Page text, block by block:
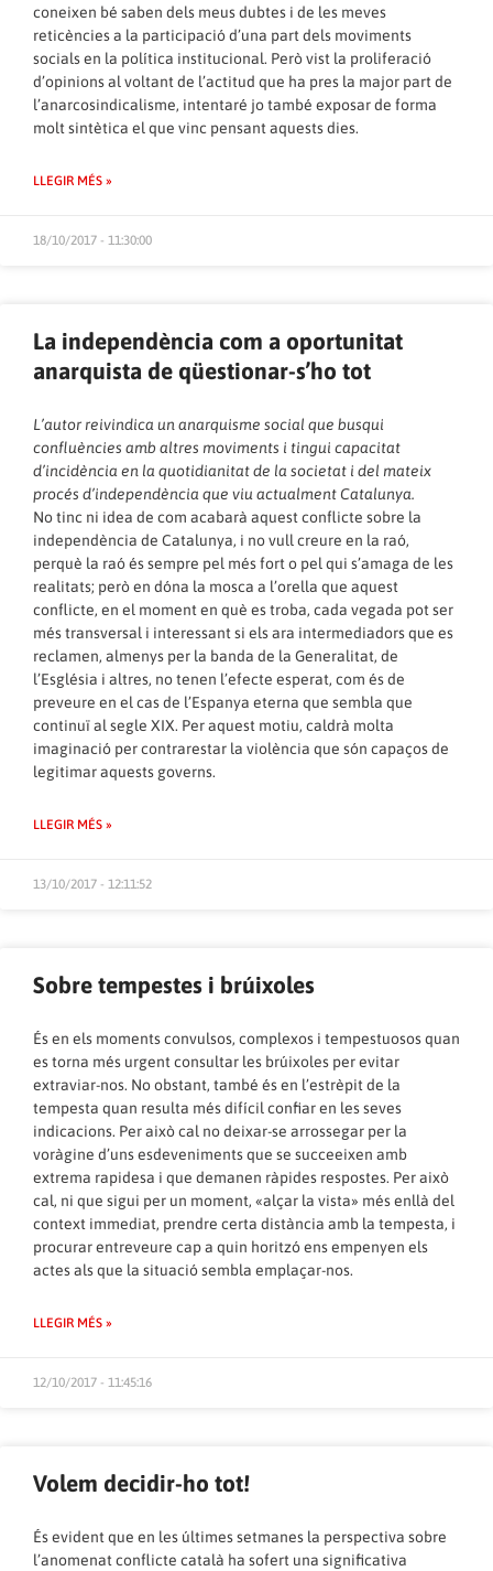
coneixen bé saben dels meus dubtes i de les meves
reticències a la participació d’una part dels moviments
socials en la política institucional. Però vist la proliferació
d’opinions al voltant de l’actitud que ha pres la major part de
l’anarcosindicalisme, intentaré jo també exposar de forma
molt sintètica el que vinc pensant aquests dies.
LLEGIR MÉS »
18/10/2017 - 11:30:00
La independència com a oportunitat
anarquista de qüestionar-s’ho tot
L’autor reivindica un anarquisme social que busqui
confluències amb altres moviments i tingui capacitat
d’incidència en la quotidianitat de la societat i del mateix
procés d’independència que viu actualment Catalunya.
No tinc ni idea de com acabarà aquest conflicte sobre la
independència de Catalunya, i no vull creure en la raó,
perquè la raó és sempre pel més fort o pel qui s’amaga de les
realitats; però en dóna la mosca a l’orella que aquest
conflicte, en el moment en què es troba, cada vegada pot ser
més transversal i interessant si els ara intermediadors que es
reclamen, almenys per la banda de la Generalitat, de
l’Església i altres, no tenen l’efecte esperat, com és de
preveure en el cas de l’Espanya eterna que sembla que
continuï al segle XIX. Per aquest motiu, caldrà molta
imaginació per contrarestar la violència que són capaços de
legitimar aquests governs.
LLEGIR MÉS »
13/10/2017 - 12:11:52
Sobre tempestes i brúixoles
És en els moments convulsos, complexos i tempestuosos quan
es torna més urgent consultar les brúixoles per evitar
extraviar-nos. No obstant, també és en l’estrèpit de la
tempesta quan resulta més difícil confiar en les seves
indicacions. Per això cal no deixar-se arrossegar per la
voràgine d’uns esdeveniments que se succeeixen amb
extrema rapidesa i que demanen ràpides respostes. Per això
cal, ni que sigui per un moment, «alçar la vista» més enllà del
context immediat, prendre certa distància amb la tempesta, i
procurar entreveure cap a quin horitzó ens empenyen els
actes als que la situació sembla emplaçar-nos.
LLEGIR MÉS »
12/10/2017 - 11:45:16
Volem decidir-ho tot!
És evident que en les últimes setmanes la perspectiva sobre
l’anomenat conflicte català ha sofert una significativa